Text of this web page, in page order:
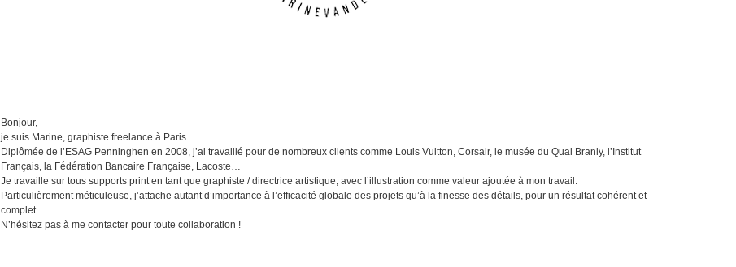
Bonjour,
je suis Marine, graphiste freelance à Paris.
Diplômée de l’ESAG Penninghen en 2008, j’ai travaillé pour de nombreux clients comme Louis Vuitton, Corsair, le musée du Quai Branly, l’Institut
Français, la Fédération Bancaire Française, Lacoste…
Je travaille sur tous supports print en tant que graphiste / directrice artistique, avec l’illustration comme valeur ajoutée à mon travail.
Particulièrement méticuleuse, j’attache autant d’importance à l’efficacité globale des projets qu’à la finesse des détails, pour un résultat cohérent et
complet.
N’hésitez pas à me contacter pour toute collaboration !